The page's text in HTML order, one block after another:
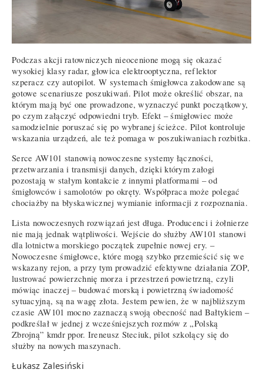
Podczas akcji ratowniczych nieocenione mogą się okazać
wysokiej klasy radar, głowica elektrooptyczna, reflektor
szperacz czy autopilot. W systemach śmigłowca zakodowane są
gotowe scenariusze poszukiwań. Pilot może określić obszar, na
którym mają być one prowadzone, wyznaczyć punkt początkowy,
po czym załączyć odpowiedni tryb. Efekt – śmigłowiec może
samodzielnie poruszać się po wybranej ścieżce. Pilot kontroluje
wskazania urządzeń, ale też pomaga w poszukiwaniach rozbitka.
Serce AW101 stanowią nowoczesne systemy łączności,
przetwarzania i transmisji danych, dzięki którym załogi
pozostają w stałym kontakcie z innymi platformami – od
śmigłowców i samolotów po okręty. Współpraca może polegać
chociażby na błyskawicznej wymianie informacji z rozpoznania.
Lista nowoczesnych rozwiązań jest długa. Producenci i żołnierze
nie mają jednak wątpliwości. Wejście do służby AW101 stanowi
dla lotnictwa morskiego początek zupełnie nowej ery. –
Nowoczesne śmigłowce, które mogą szybko przemieścić się we
wskazany rejon, a przy tym prowadzić efektywne działania ZOP,
lustrować powierzchnię morza i przestrzeń powietrzną, czyli
mówiąc inaczej – budować morską i powietrzną świadomość
sytuacyjną, są na wagę złota. Jestem pewien, że w najbliższym
czasie AW101 mocno zaznaczą swoją obecność nad Bałtykiem –
podkreślał w jednej z wcześniejszych rozmów z „Polską
Zbrojną” kmdr ppor. Ireneusz Steciuk, pilot szkolący się do
służby na nowych maszynach.
Łukasz Zalesiński